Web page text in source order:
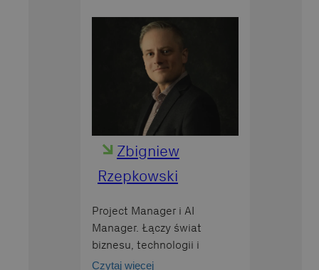
Zbigniew
Rzepkowski
Project Manager i AI
Manager. Łączy świat
biznesu, technologii i
humanistyki. Pisze o
Czytaj więcej